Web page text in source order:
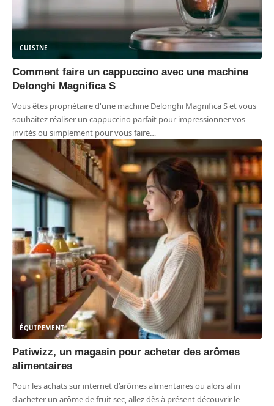
CUISINE
Comment faire un cappuccino avec une machine
Delonghi Magnifica S
Vous êtes propriétaire d'une machine Delonghi Magnifica S et vous
souhaitez réaliser un cappuccino parfait pour impressionner vos
invités ou simplement pour vous faire…
ÉQUIPEMENT
Patiwizz, un magasin pour acheter des arômes
alimentaires
Pour les achats sur internet d’arômes alimentaires ou alors afin
d'acheter un arôme de fruit sec, allez dès à présent découvrir le